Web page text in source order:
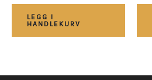
LEGG I
HANDLEKURV